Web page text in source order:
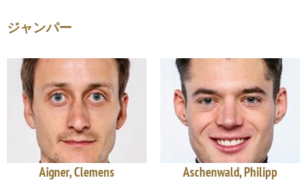
ジャンパー
Aigner, Clemens Aschenwald, Philipp